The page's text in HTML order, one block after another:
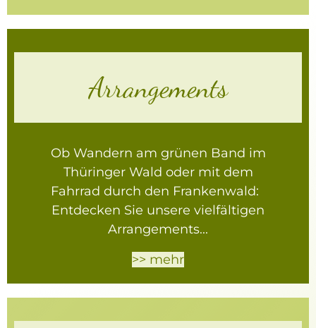
Arrangements
Ob Wandern am grünen Band im
Thüringer Wald oder mit dem
Fahrrad durch den Frankenwald:
Entdecken Sie unsere vielfältigen
Arrangements...
>> mehr